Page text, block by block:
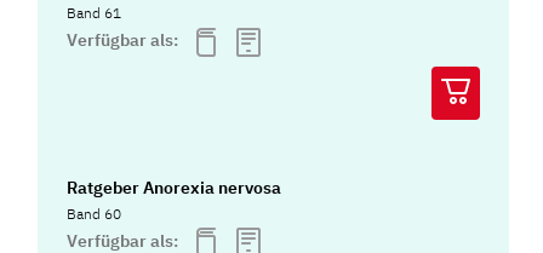
Band 61
Verfügbar als:
Ratgeber Anorexia nervosa
Band 60
Verfügbar als: